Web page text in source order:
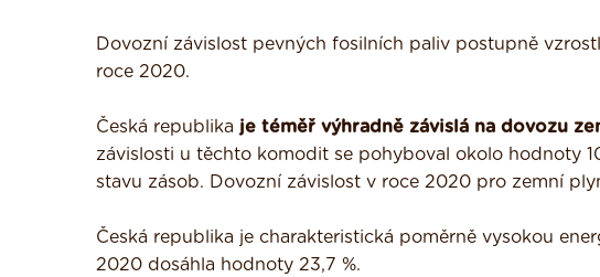
Dovozní závislost pevných fosilních paliv postupně
roce 2020.
Česká republika je téměř výhradně závislá na dovozu
závislosti u těchto komodit se pohyboval okolo hodnoty
stavu zásob. Dovozní závislost v roce 2020 pro zemní
Česká republika je charakteristická poměrně vysokou
2020 dosáhla hodnoty 23,7 %.